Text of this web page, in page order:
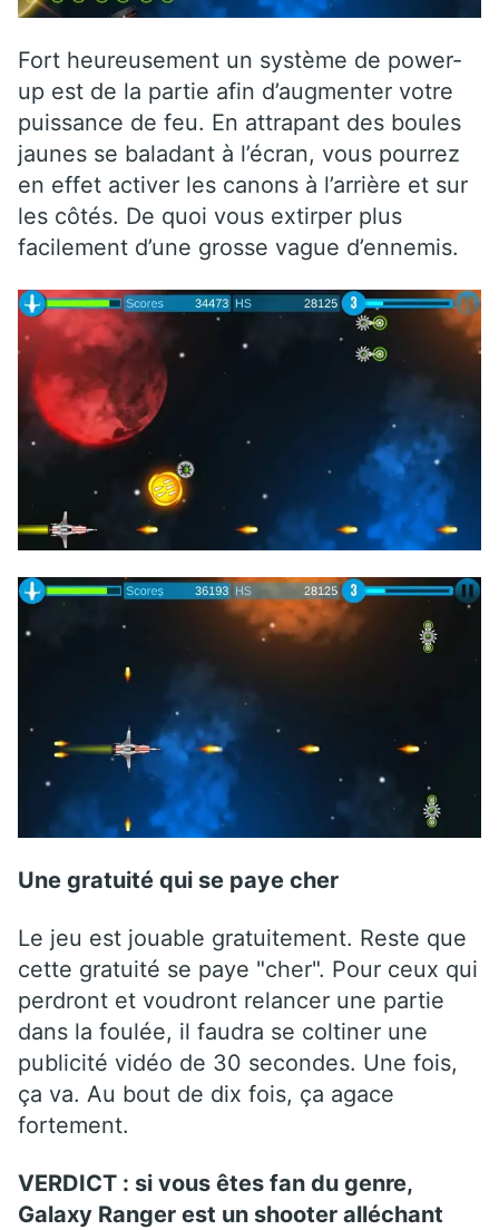
Fort heureusement un système de power-
up est de la partie afin d’augmenter votre
puissance de feu. En attrapant des boules
jaunes se baladant à l’écran, vous pourrez
en effet activer les canons à l’arrière et sur
les côtés. De quoi vous extirper plus
facilement d’une grosse vague d’ennemis.
Une gratuité qui se paye cher
Le jeu est jouable gratuitement. Reste que
cette gratuité se paye "cher". Pour ceux qui
perdront et voudront relancer une partie
dans la foulée, il faudra se coltiner une
publicité vidéo de 30 secondes. Une fois,
ça va. Au bout de dix fois, ça agace
fortement.
VERDICT : si vous êtes fan du genre,
Galaxy Ranger est un shooter alléchant